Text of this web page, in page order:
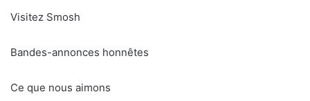
Visitez Smosh
Bandes-annonces honnêtes
Ce que nous aimons